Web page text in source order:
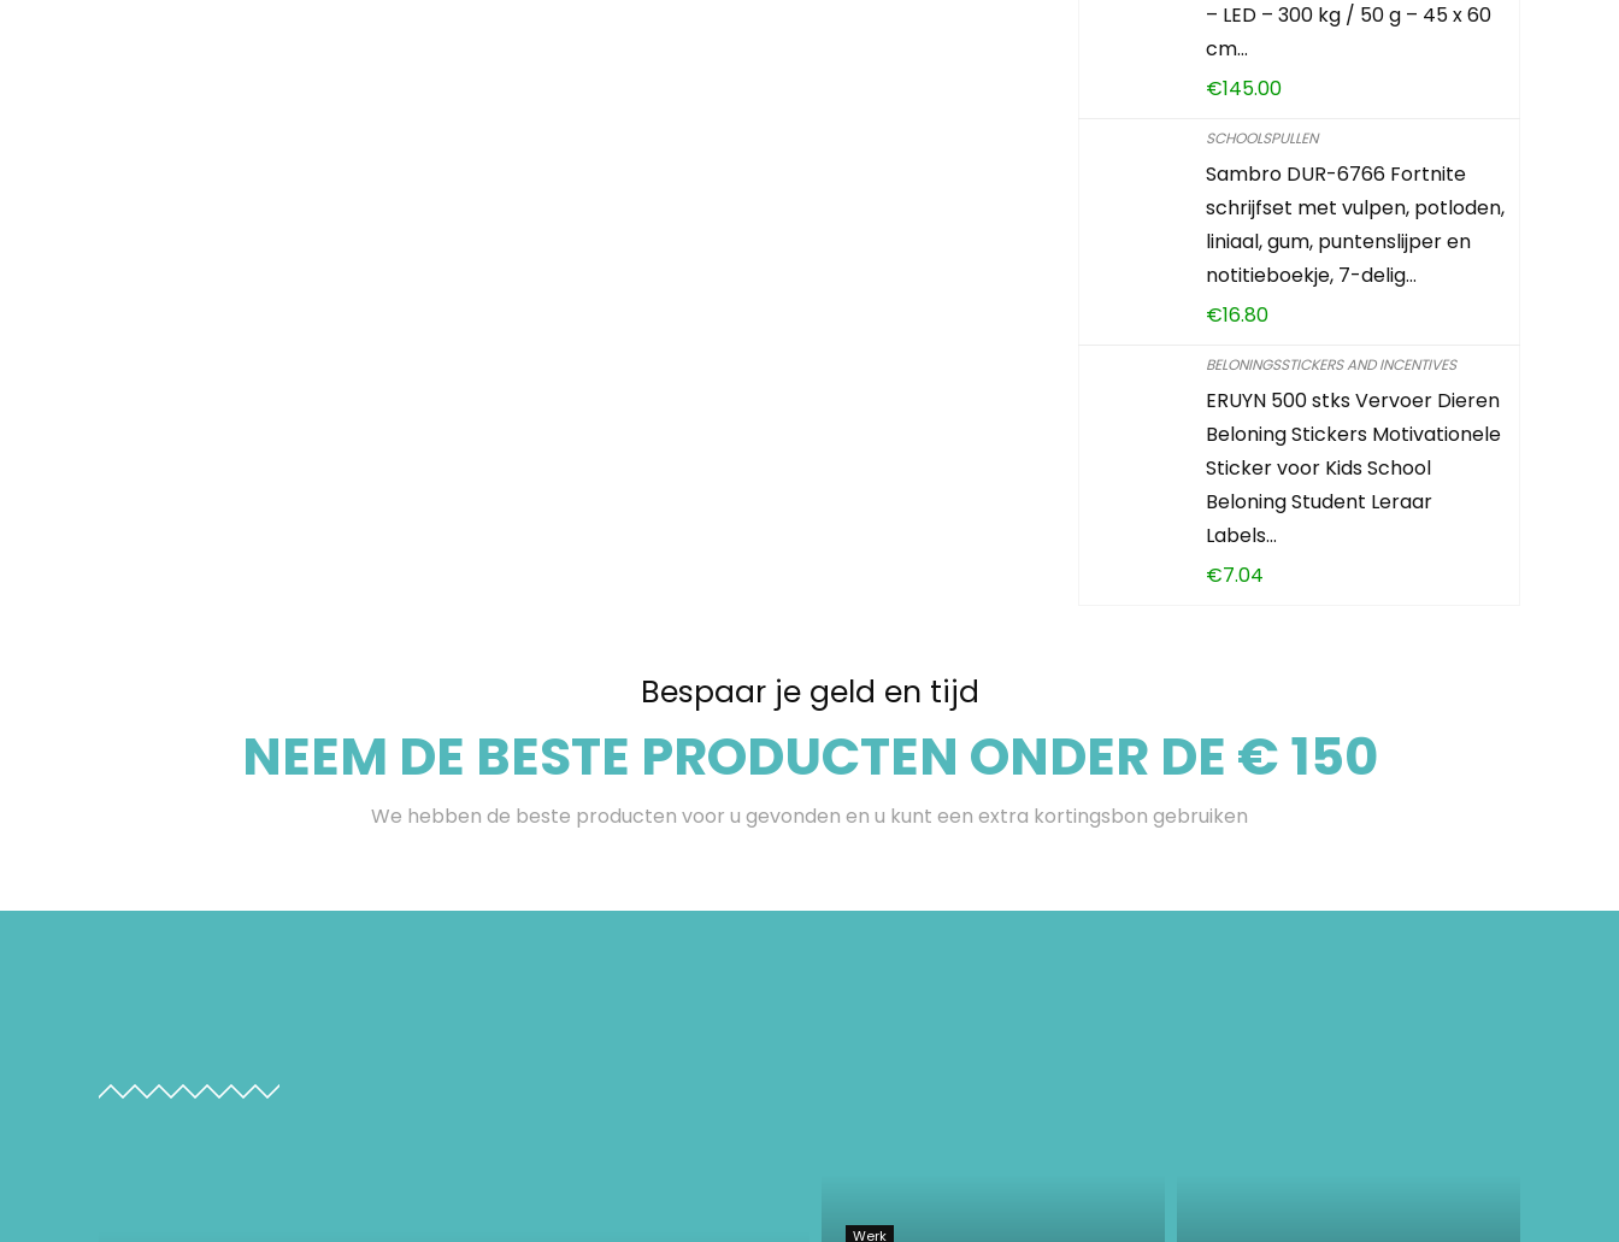
– LED – 300 kg / 50 g – 45 x 60
cm…
€145.00
SCHOOLSPULLEN
Sambro DUR-6766 Fortnite
schrijfset met vulpen, potloden,
liniaal, gum, puntenslijper en
notitieboekje, 7-delig…
€16.80
BELONINGSSTICKERS AND INCENTIVES
ERUYN 500 stks Vervoer Dieren
Beloning Stickers Motivationele
Sticker voor Kids School
Beloning Student Leraar
Labels…
€7.04
Bespaar je geld en tijd
NEEM DE BESTE PRODUCTEN ONDER DE € 150
We hebben de beste producten voor u gevonden en u kunt een extra kortingsbon gebruiken
Werk